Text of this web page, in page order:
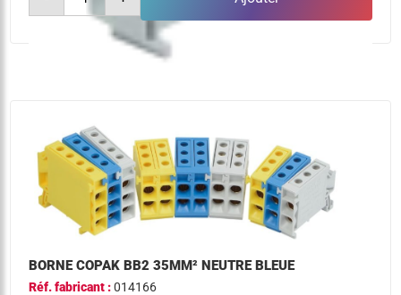
borne
BORNE COPAK BB2 35MM² NEUTRE BLEUE
Réf. fabricant :014166